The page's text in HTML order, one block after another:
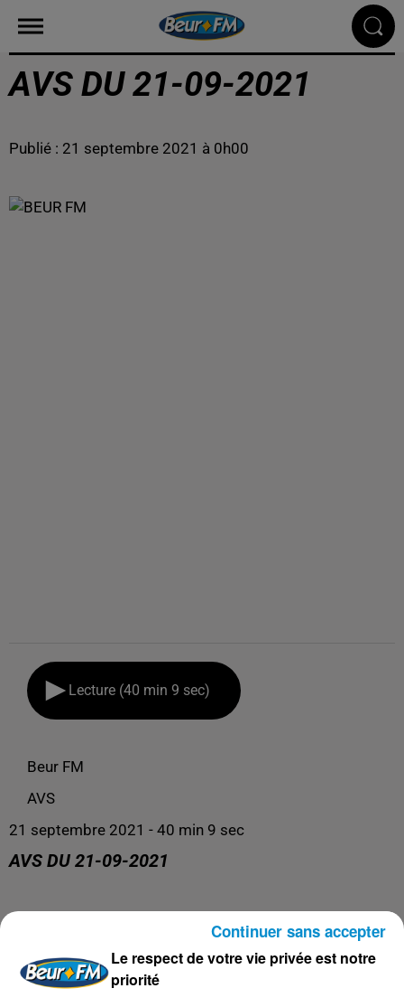
AVS DU 21-09-2021
Publié : 21 septembre 2021 à 0h00
Lecture (40 min 9 sec)
Beur FM
AVS
21 septembre 2021 - 40 min 9 sec
AVS DU 21-09-2021
AVS
Le respect de votre vie privée est notre
priorité
Continuer sans accepter